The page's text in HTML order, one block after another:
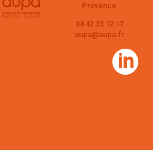
Provence
04 42 23 12 17
aupa@aupa.fr
